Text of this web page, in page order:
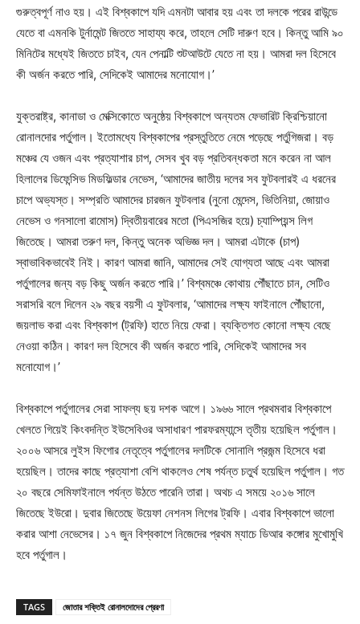
গুরুত্বপূর্ণ নাও হয়। এই বিশ্বকাপে যদি এমনটা আবার হয় এবং তা দলকে পরের রাউন্ডে
যেতে বা এমনকি টুর্নামেন্ট জিততে সাহায্য করে, তাহলে সেটি দারুণ হবে। কিন্তু আমি ৯০
মিনিটের মধ্যেই জিততে চাইব, যেন পেনাল্টি শুটআউটে যেতে না হয়। আমরা দল হিসেবে
কী অর্জন করতে পারি, সেদিকেই আমাদের মনোযোগ।’
যুক্তরাষ্ট্র, কানাডা ও মেক্সিকোতে অনুষ্ঠেয় বিশ্বকাপে অন্যতম ফেভারিট ক্রিশ্চিয়ানো
রোনালদোর পর্তুগাল। ইতোমধ্যে বিশ্বকাপের প্রস্তুতিতে নেমে পড়েছে পর্তুগিজরা। বড়
মঞ্চের যে ওজন এবং প্রত্যাশার চাপ, সেসব খুব বড় প্রতিবন্ধকতা মনে করেন না আল
হিলালের ডিফেন্সিভ মিডফিল্ডার নেভেস, ‘আমাদের জাতীয় দলের সব ফুটবলারই এ ধরনের
চাপে অভ্যস্ত। সম্প্রতি আমাদের চারজন ফুটবলার (নুনো মেন্দেস, ভিতিনিয়া, জোয়াও
নেভেস ও গনসালো রামোস) দ্বিতীয়বারের মতো (পিএসজির হয়ে) চ্যাম্পিয়ন্স লিগ
জিতেছে। আমরা তরুণ দল, কিন্তু অনেক অভিজ্ঞ দল। আমরা এটাকে (চাপ)
স্বাভাবিকভাবেই নিই। কারণ আমরা জানি, আমাদের সেই যোগ্যতা আছে এবং আমরা
পর্তুগালের জন্য বড় কিছু অর্জন করতে পারি।’ বিশ্বমঞ্চে কোথায় পৌঁছাতে চান, সেটিও
সরাসরি বলে দিলেন ২৯ বছর বয়সী এ ফুটবলার, ‘আমাদের লক্ষ্য ফাইনালে পৌঁছানো,
জয়লাভ করা এবং বিশ্বকাপ (ট্রফি) হাতে নিয়ে ফেরা। ব্যক্তিগত কোনো লক্ষ্য বেছে
নেওয়া কঠিন। কারণ দল হিসেবে কী অর্জন করতে পারি, সেদিকেই আমাদের সব
মনোযোগ।’
বিশ্বকাপে পর্তুগালের সেরা সাফল্য ছয় দশক আগে। ১৯৬৬ সালে প্রথমবার বিশ্বকাপে
খেলতে গিয়েই কিংবদন্তি ইউসেবিওর অসাধারণ পারফরম্যান্সে তৃতীয় হয়েছিল পর্তুগাল।
২০০৬ আসরে লুইস ফিগোর নেতৃত্বে পর্তুগালের দলটিকে সোনালি প্রজন্ম হিসেবে ধরা
হয়েছিল। তাদের কাছে প্রত্যাশা বেশি থাকলেও শেষ পর্যন্ত চতুর্থ হয়েছিল পর্তুগাল। গত
২০ বছরে সেমিফাইনালে পর্যন্ত উঠতে পারেনি তারা। অথচ এ সময়ে ২০১৬ সালে
জিতেছে ইউরো। দুবার জিতেছে উয়েফা নেশনস লিগের ট্রফি। এবার বিশ্বকাপে ভালো
করার আশা নেভেসের। ১৭ জুন বিশ্বকাপে নিজেদের প্রথম ম্যাচে ডিআর কঙ্গোর মুখোমুখি
হবে পর্তুগাল।
TAGS জোতার শক্তিই রোনালদোদের প্রেরণা